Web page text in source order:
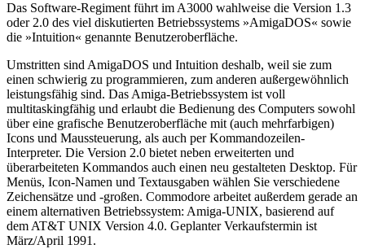
Das Software-Regiment führt im A3000 wahlweise die Version 1.3
oder 2.0 des viel diskutierten Betriebssystems »AmigaDOS« sowie
die »Intuition« genannte Benutzeroberfläche.
Umstritten sind AmigaDOS und Intuition deshalb, weil sie zum
einen schwierig zu programmieren, zum anderen außergewöhnlich
leistungsfähig sind. Das Amiga-Betriebssystem ist voll
multitaskingfähig und erlaubt die Bedienung des Computers sowohl
über eine grafische Benutzeroberfläche mit (auch mehrfarbigen)
Icons und Maussteuerung, als auch per Kommandozeilen-
Interpreter. Die Version 2.0 bietet neben erweiterten und
überarbeiteten Kommandos auch einen neu gestalteten Desktop. Für
Menüs, Icon-Namen und Textausgaben wählen Sie verschiedene
Zeichensätze und -großen. Commodore arbeitet außerdem gerade an
einem alternativen Betriebssystem: Amiga-UNIX, basierend auf
dem AT&T UNIX Version 4.0. Geplanter Verkaufstermin ist
März/April 1991.